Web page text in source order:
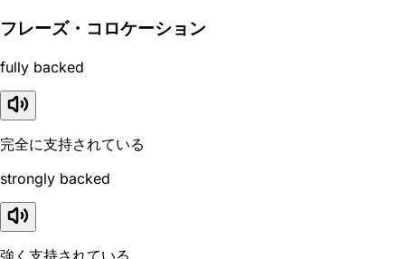
フレーズ・コロケーション
fully backed
完全に支持されている
strongly backed
強く支持されている